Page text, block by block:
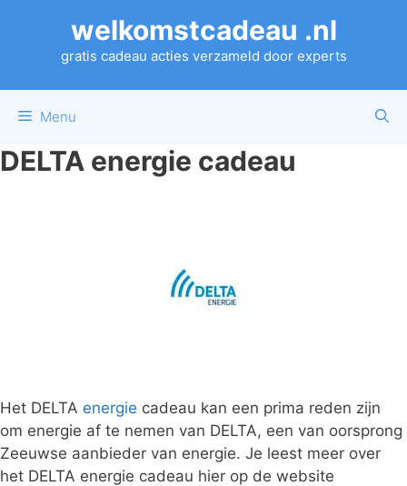
welkomstcadeau .nl
gratis cadeau acties verzameld door experts
Menu
DELTA energie cadeau
Het DELTA energie cadeau kan een prima reden zijn
om energie af te nemen van DELTA, een van oorsprong
Zeeuwse aanbieder van energie. Je leest meer over
het DELTA energie cadeau hier op de website